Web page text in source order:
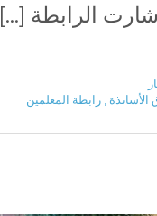
الرابطة […]
رابطة المعلمين